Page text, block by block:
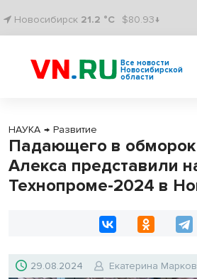
Новосибирск 21.2 °C $80.93↓
Все новости
Новосибирской
области
НАУКА → Развитие
Падающего в обморок
Алекса представили
Технопроме-2024 в
29.08.2024 Екатерина